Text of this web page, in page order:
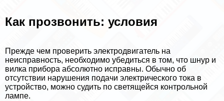
Как прозвонить: условия
Прежде чем проверить электродвигатель на
неисправность, необходимо убедиться в том, что шнур и
вилка прибора абсолютно исправны. Обычно об
отсутствии нарушения подачи электрического тока в
устройство, можно судить по светящейся контрольной
лампе.